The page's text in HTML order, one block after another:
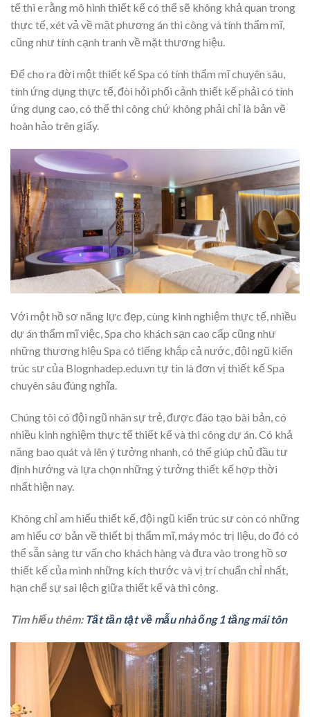
tế thì e rằng mô hình thiết kế có thể sẽ không khả quan trong
thực tế, xét vả về mặt phương án thi công và tính thẩm mĩ,
cũng như tính cạnh tranh về mặt thương hiệu.
Để cho ra đời một thiết kế Spa có tính thẩm mĩ chuyên sâu,
tính ứng dụng thực tế, đòi hỏi phối cảnh thiết kế phải có tính
ứng dụng cao, có thể thi công chứ không phải chỉ là bản vẽ
hoàn hảo trên giấy.
Với một hồ sơ năng lực đẹp, cùng kinh nghiệm thực tế, nhiều
dự án thẩm mĩ việc, Spa cho khách sạn cao cấp cũng như
những thương hiệu Spa có tiếng khắp cả nước, đội ngũ kiến
trúc sư của Blognhadep.edu.vn tự tin là đơn vị thiết kế Spa
chuyên sâu đúng nghĩa.
Chúng tôi có đội ngũ nhân sự trẻ, được đào tạo bài bản, có
nhiều kinh nghiệm thực tế thiết kế và thi công dự án. Có khả
năng bao quát và lên ý tưởng nhanh, có thể giúp chủ đầu tư
định hướng và lựa chọn những ý tưởng thiết kế hợp thời
nhất hiện nay.
Không chỉ am hiểu thiết kế, đội ngũ kiến trúc sư còn có những
am hiểu cơ bản về thiết bị thẩm mĩ, máy móc trị liệu, do đó có
thể sẵn sàng tư vấn cho khách hàng và đưa vào trong hồ sơ
thiết kế của mình những kích thước và vị trí chuẩn chỉ nhất,
hạn chế sự sai lệch giữa thiết kế và thi công.
Tìm hiểu thêm: Tất tần tật về mẫu nhà ống 1 tầng mái tôn